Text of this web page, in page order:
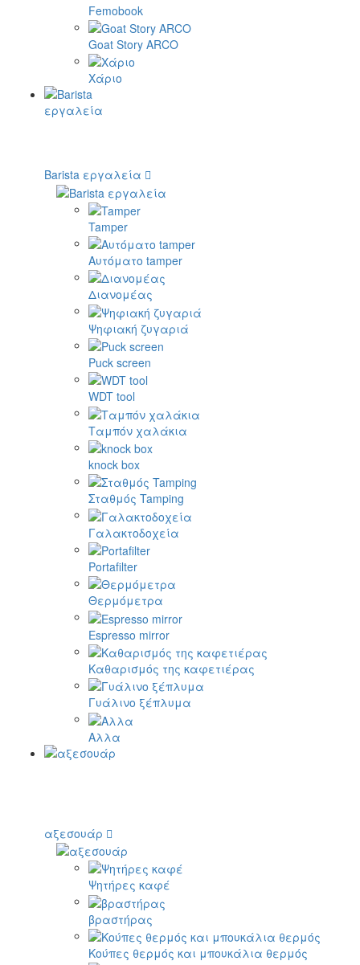
Femobook
Goat Story ARCO
Χάριο
Barista εργαλεία
Tamper
Αυτόματο tamper
Διανομέας
Ψηφιακή ζυγαριά
Puck screen
WDT tool
Ταμπόν χαλάκια
knock box
Σταθμός Tamping
Γαλακτοδοχεία
Portafilter
Θερμόμετρα
Espresso mirror
Καθαρισμός της καφετιέρας
Γυάλινο ξέπλυμα
Αλλα
αξεσουάρ
Ψητήρες καφέ
βραστήρας
Κούπες θερμός και μπουκάλια θερμός